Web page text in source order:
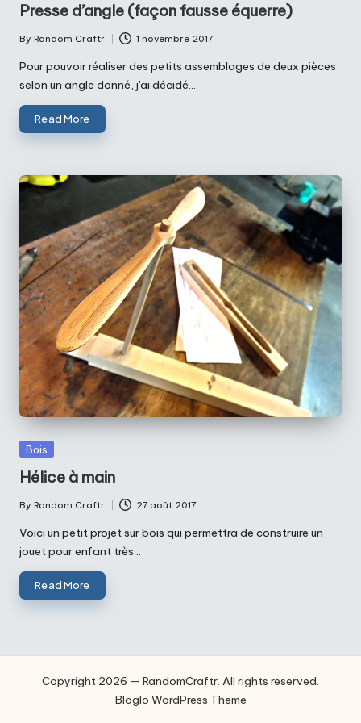
Presse d’angle (façon fausse équerre)
Posted
by
By Random Craftr 1 novembre 2017
Pour pouvoir réaliser des petits assemblages de deux pièces
selon un angle donné, j'ai décidé…
Read More
Posted
Bois
Hélice à main
Posted
by
By Random Craftr 27 août 2017
Voici un petit projet sur bois qui permettra de construire un
jouet pour enfant très…
Read More
Copyright 2026 — RandomCraftr. All rights reserved.
Bloglo WordPress Theme